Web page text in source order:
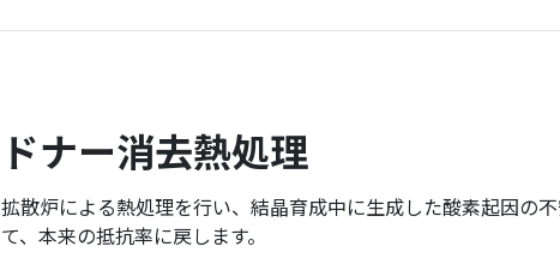
ドナー消去熱処理
拡散炉による熱処理を行い、結晶育成中に生成した酸素起因の
て、本来の抵抗率に戻します。